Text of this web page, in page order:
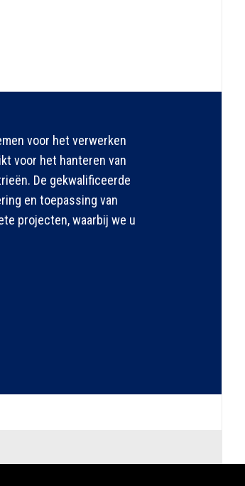
voor het verwerken
voor het hanteren van
De gekwalificeerde
en toepassing van
projecten, waarbij we u